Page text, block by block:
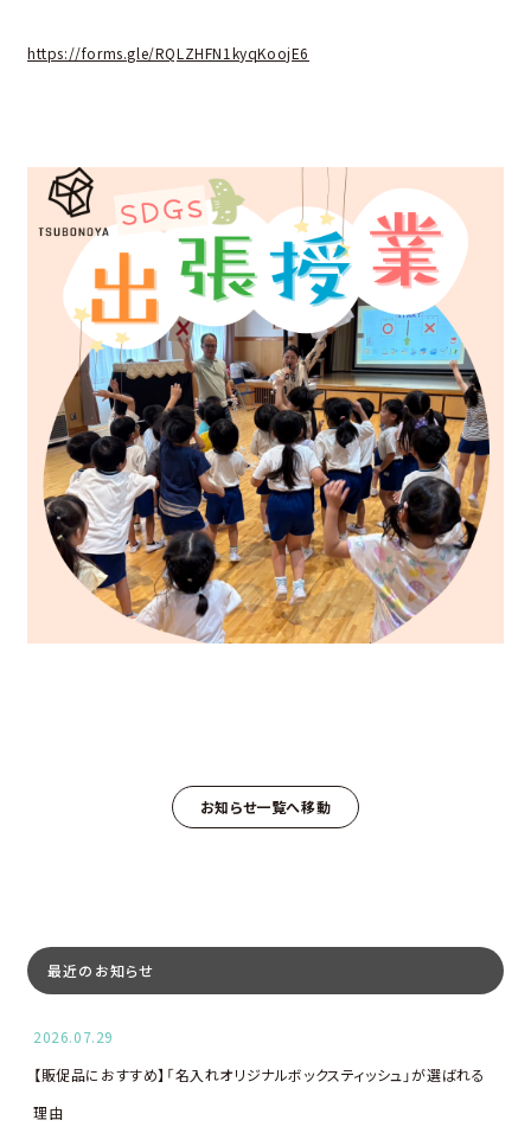
最近のお知らせ
2026.07.29
【販促品におすすめ】「名入れオリジナルボックスティッシュ」が選ばれる
理由
https://forms.gle/RQLZHFN1kyqKoojE6
お知らせ一覧へ移動